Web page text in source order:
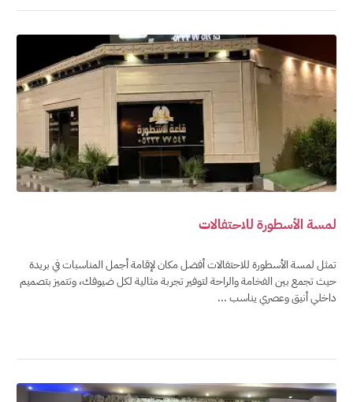
لمسة الأسطورة للاحتفالات
تمثل لمسة الأسطورة للاحتفالات أفضل مكان لإقامة أجمل المناسبات في بريدة
حيث تجمع بين الفخامة والراحة لتوفير تجربة مثالية لكل ضيوفك، وتتميز بتصميم
داخلي أنيق وعصري يناسب ...